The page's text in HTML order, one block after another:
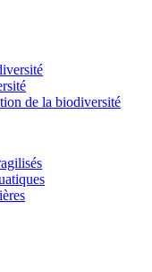
de la biodiversité